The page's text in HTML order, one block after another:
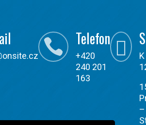
 Telefon
+420
240 201
163

–